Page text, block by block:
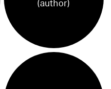
(author)